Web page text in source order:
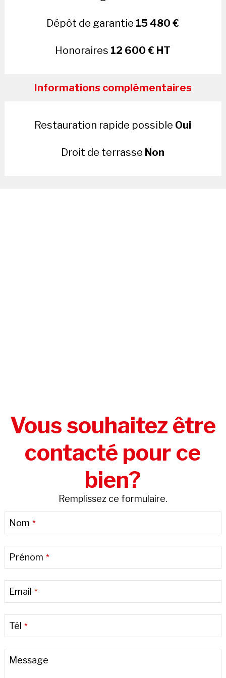
Dépôt de garantie 15 480 €
Honoraires 12 600 € HT
Informations complémentaires
Restauration rapide possible Oui
Droit de terrasse Non
Vous souhaitez être
contacté pour ce
bien?
Remplissez ce formulaire.
Nom *
Prénom *
Email *
Tél *
Message